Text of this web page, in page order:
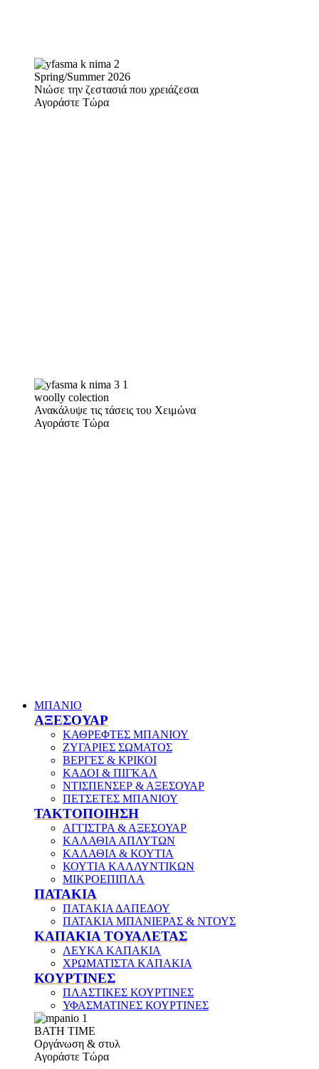
Spring/Summer 2026
Νιώσε την ζεστασιά που χρειάζεσαι
Αγοράστε Τώρα
woolly colection
Ανακάλυψε τις τάσεις του Χειμώνα
Αγοράστε Τώρα
ΜΠΑΝΙΟ
ΑΞΕΣΟΥΑΡ
ΚΑΘΡΕΦΤΕΣ ΜΠΑΝΙΟΥ
ΖΥΓΑΡΙΕΣ ΣΩΜΑΤΟΣ
ΒΕΡΓΕΣ & ΚΡΙΚΟΙ
ΚΑΔΟΙ & ΠΙΓΚΑΛ
ΝΤΙΣΠΕΝΣΕΡ & ΑΞΕΣΟΥΑΡ
ΠΕΤΣΕΤΕΣ ΜΠΑΝΙΟΥ
ΤΑΚΤΟΠΟΙΗΣΗ
ΑΓΓΙΣΤΡΑ & ΑΞΕΣΟΥΑΡ
ΚΑΛΑΘΙΑ ΑΠΛΥΤΩΝ
ΚΑΛΑΘΙΑ & ΚΟΥΤΙΑ
ΚΟΥΤΙΑ ΚΑΛΛΥΝΤΙΚΩΝ
ΜΙΚΡΟΕΠΙΠΛΑ
ΠΑΤΑΚΙΑ
ΠΑΤΑΚΙΑ ΔΑΠΕΔΟΥ
ΠΑΤΑΚΙΑ ΜΠΑΝΙΕΡΑΣ & ΝΤΟΥΣ
ΚΑΠΑΚΙΑ ΤΟΥΑΛΕΤΑΣ
ΛΕΥΚΑ ΚΑΠΑΚΙΑ
ΧΡΩΜΑΤΙΣΤΑ ΚΑΠΑΚΙΑ
ΚΟΥΡΤΙΝΕΣ
ΠΛΑΣΤΙΚΕΣ ΚΟΥΡΤΙΝΕΣ
ΥΦΑΣΜΑΤΙΝΕΣ ΚΟΥΡΤΙΝΕΣ
ΒΑΤΗ ΤΙΜΕ
Οργάνωση & στυλ
Αγοράστε Τώρα